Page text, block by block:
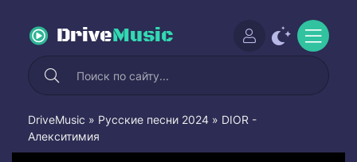
DriveMusic
DriveMusic » Русские песни 2024 » DIOR -
Алекситимия